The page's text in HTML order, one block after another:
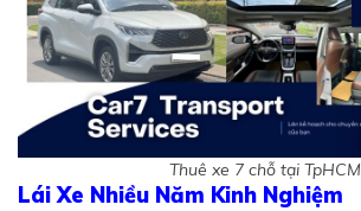
Thuê xe 7 chỗ tại TpHCM
Lái Xe Nhiều Năm Kinh Nghiệm